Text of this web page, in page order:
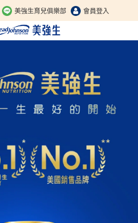
美強生育兒俱樂部 會員登入